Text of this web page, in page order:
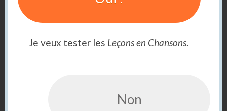
Je veux tester les Leçons en Chansons
Non